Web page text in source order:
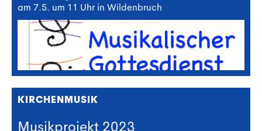
am 7.5. um 11 Uhr in Wildenbruch
KIRCHENMUSIK
Musikprojekt 2023